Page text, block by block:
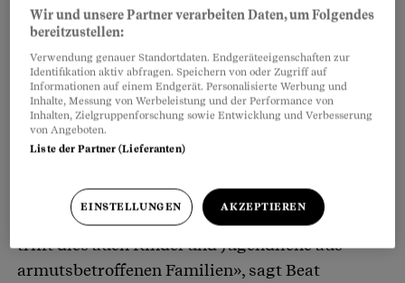
Weniger Zugang zu Sport
Familien ist der Entscheid einschneidend.
«Wenn Subventionen für J+S gekürzt werden,
trifft dies auch Kinder und Jugendliche aus
armutsbetroffenen Familien», sagt Beat
Wir und unsere Partner verarbeiten Daten, um Folgendes
bereitzustellen:
Verwendung genauer Standortdaten. Endgeräteeigenschaften zur
Identifikation aktiv abfragen. Speichern von oder Zugriff auf
Informationen auf einem Endgerät. Personalisierte Werbung und
Inhalte, Messung von Werbeleistung und der Performance von
Inhalten, Zielgruppenforschung sowie Entwicklung und Verbesserung
von Angeboten.
Liste der Partner (Lieferanten)
EINSTELLUNGEN AKZEPTIEREN